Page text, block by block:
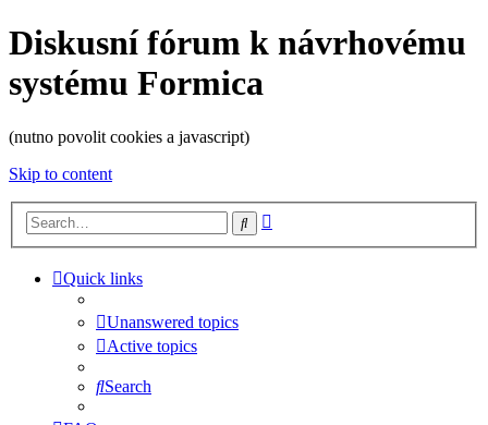
Diskusní fórum k návrhovému
systému Formica
(nutno povolit cookies a javascript)
Skip to content
Search
Quick links
Unanswered topics
Active topics
Search